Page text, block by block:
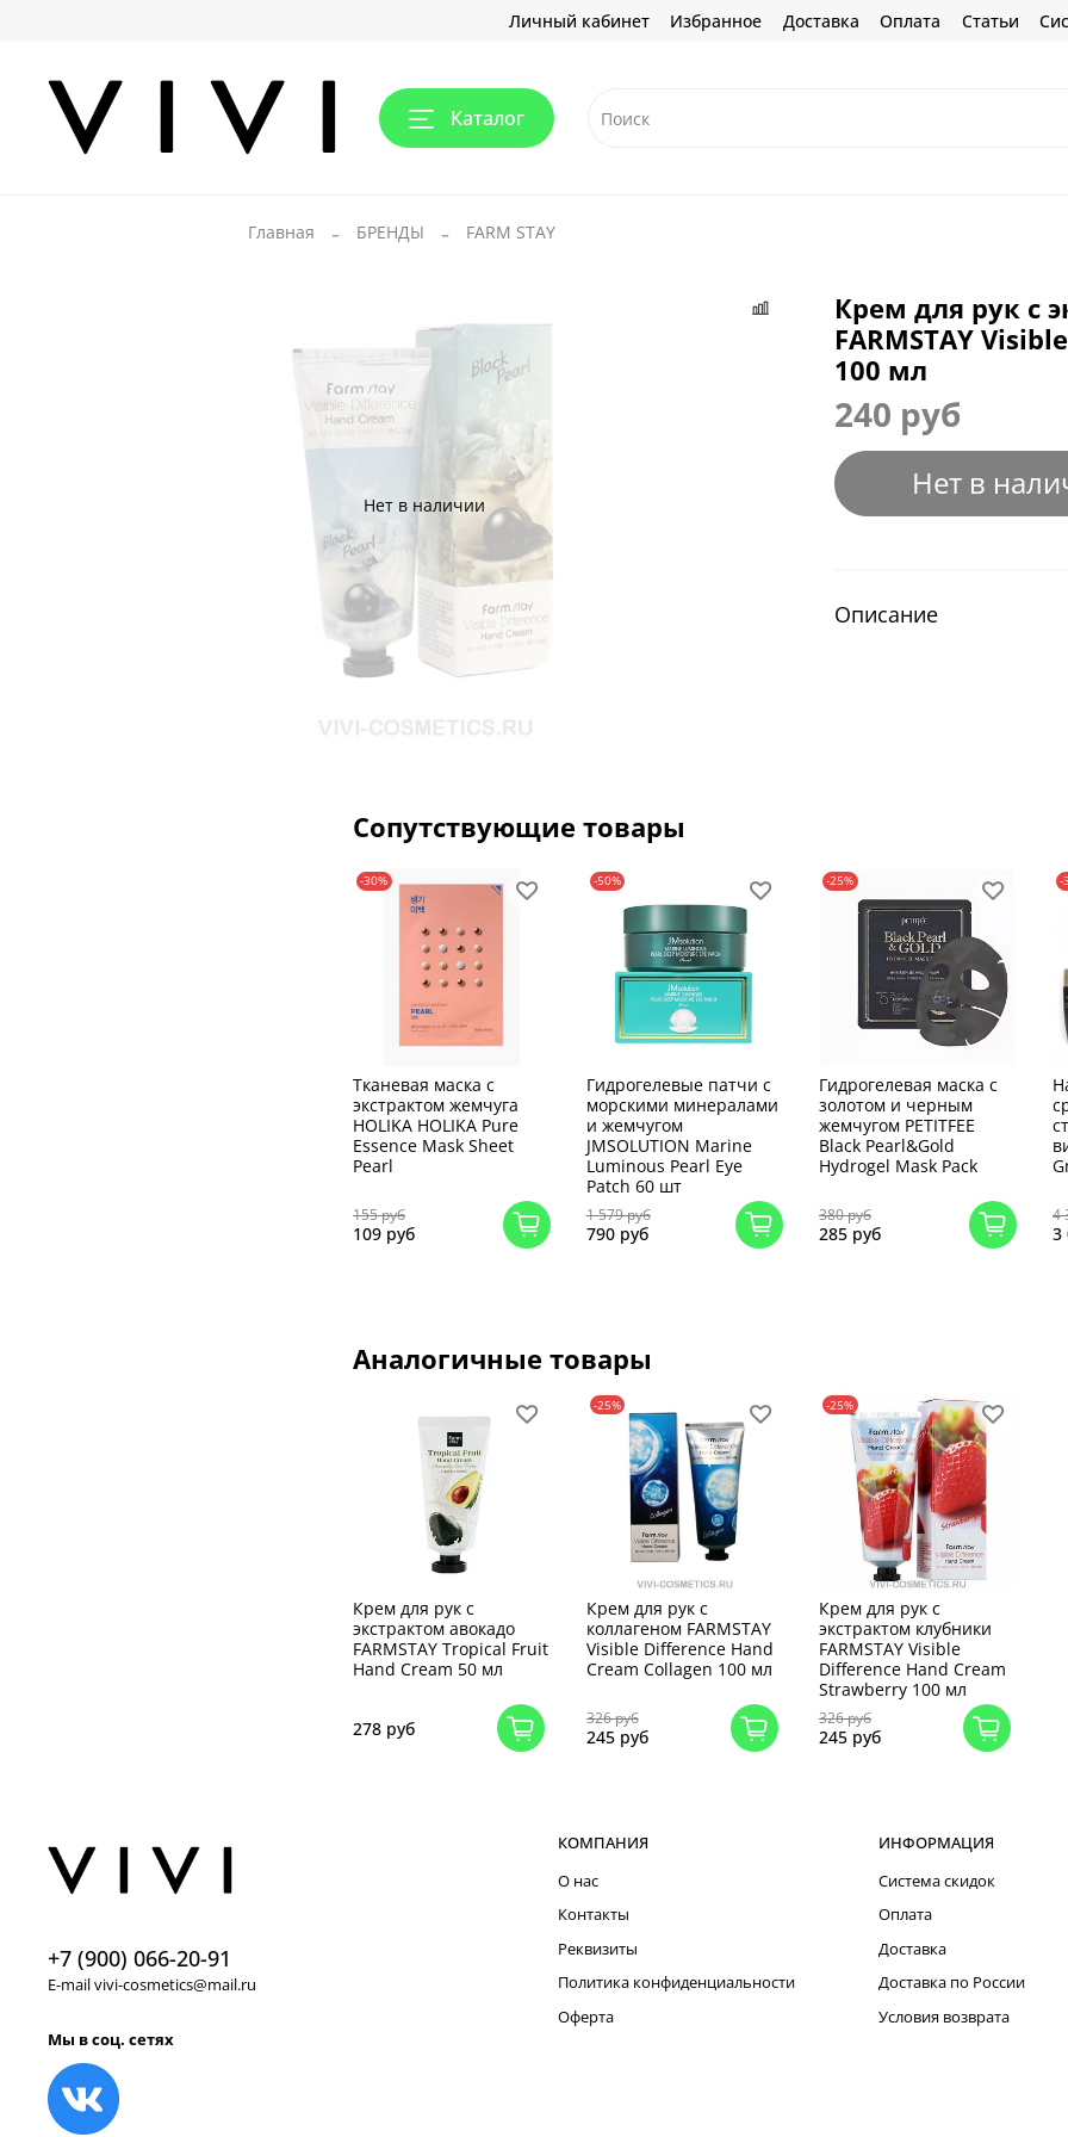
Личный кабинет Избранное Доставка Оплата Статьи
Каталог
Главная БРЕНДЫ FARM STAY
Нет в наличии
Крем для рук с
FARMSTAY
100 мл
240 руб
Нет в
Описание
Сопутствующие товары
-30%
Тканевая маска с
экстрактом жемчуга
HOLIKA HOLIKA Pure
Essence Mask Sheet
Pearl
155 руб
109 руб
-50%
Гидрогелевые патчи с
морскими минералами
и жемчугом
JMSOLUTION Marine
Luminous Pearl Eye
Patch 60 шт
1 579 руб
790 руб
-25%
Гидрогелевая маска с
золотом и черным
жемчугом PETITFEE
Black Pearl&Gold
Hydrogel Mask Pack
380 руб
285 руб
-
4
3
Аналогичные товары
Крем для рук с
экстрактом авокадо
FARMSTAY Tropical Fruit
Hand Cream 50 мл
278 руб
-25%
Крем для рук с
коллагеном FARMSTAY
Visible Difference Hand
Cream Collagen 100 мл
326 руб
245 руб
-25%
Крем для рук с
экстрактом клубники
FARMSTAY Visible
Difference Hand Cream
Strawberry 100 мл
326 руб
245 руб
КОМПАНИЯ
О нас
Контакты
Реквизиты
Политика конфиденциальности
Оферта
ИНФОРМАЦИЯ
Система скидок
Оплата
Доставка
Доставка по России
Условия возврата
+7 (900) 066-20-91
E-mail vivi-cosmetics@mail.ru
Мы в соц. сетях